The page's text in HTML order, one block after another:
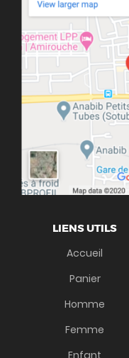
LIENS UTILS
Accueil
Panier
Homme
Femme